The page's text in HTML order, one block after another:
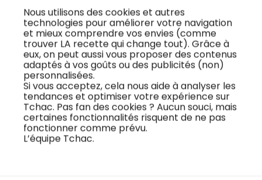
Nous utilisons des cookies et autres
technologies pour améliorer votre navigation
et mieux comprendre vos envies (comme
trouver LA recette qui change tout). Grâce à
eux, on peut aussi vous proposer des contenus
adaptés à vos goûts ou des publicités (non)
personnalisées.
Si vous acceptez, cela nous aide à analyser les
tendances et optimiser votre expérience sur
Tchac. Pas fan des cookies ? Aucun souci, mais
certaines fonctionnalités risquent de ne pas
fonctionner comme prévu.
L’équipe Tchac.
votre pesto.
✅ Acquérez des compétences en conservation, en
apprenant à garder votre pesto frais jusqu’à 5 jours au
réfrigérateur.
Je regarde la recette vidéo